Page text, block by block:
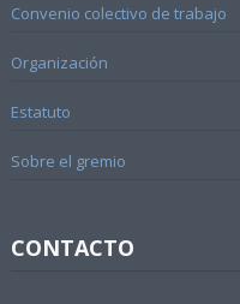
Convenio colectivo de trabajo
Organización
Estatuto
Sobre el gremio
CONTACTO